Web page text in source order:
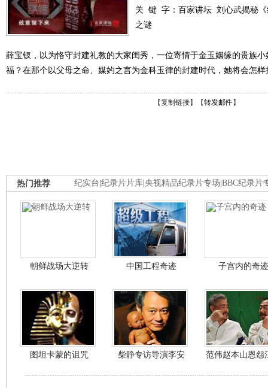
关 键 字： 百家讲坛 刘心武揭秘
之谜
薛宝钗，以为恪守封建礼教的大家闺秀，一位寄情于金玉姻缘的贵族
福？在那个以父母之命、媒妁之言为金科玉律的封建时代，她将会怎
【复制链接】【转发邮件 】
纪实台 纪录片片库 央视精品纪录片专场 BBC纪录片
热门推荐
朝鲜战场大逆转 中国工程奇迹 子宫内的奇迹
图坦卡蒙的诅咒 柴静专访导演李安 范伟赵本山恩怨